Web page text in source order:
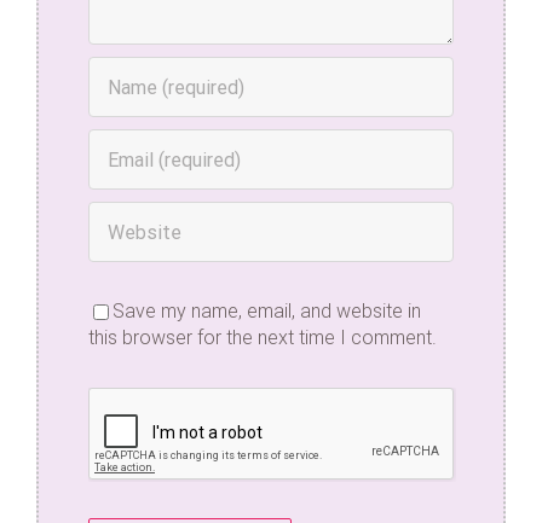
Save my name, email, and website in
this browser for the next time I comment.